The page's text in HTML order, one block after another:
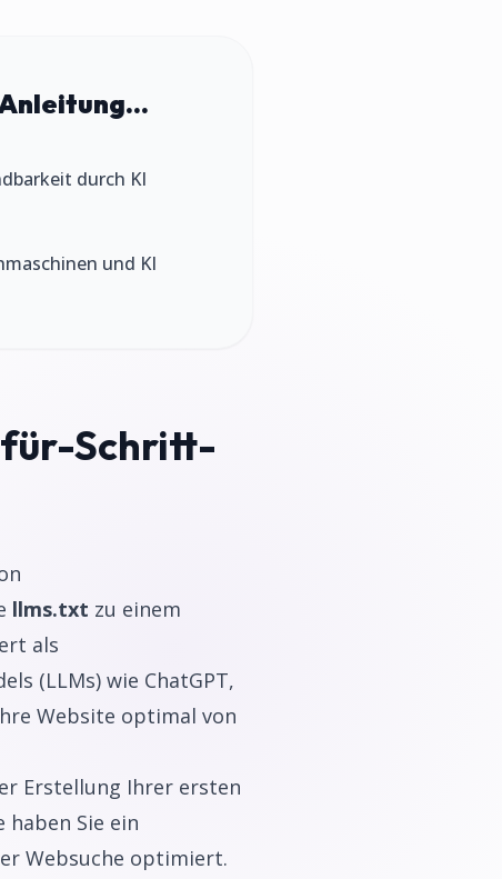
durch KI
und KI
für-Schritt-
llms.txt zu einem
als
(LLMs) wie ChatGPT,
Website optimal von
Erstellung Ihrer ersten
Sie ein
Websuche optimiert.